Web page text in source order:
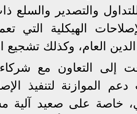
للتداول والتصدير
الهيكلية التي
العام، وكذلك تشجيع
إلى التعاون مع
دعم الموازنة لتنفيذ
خاصة على صعيد آلية